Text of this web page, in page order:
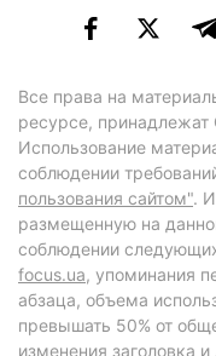
Все права на
ресурсе,
Использование
соблюдении
пользования сайтом".
размещенную на
соблюдении
focus.ua, упоминания
абзаца, объема
превышать 50% от
изменения заголовка